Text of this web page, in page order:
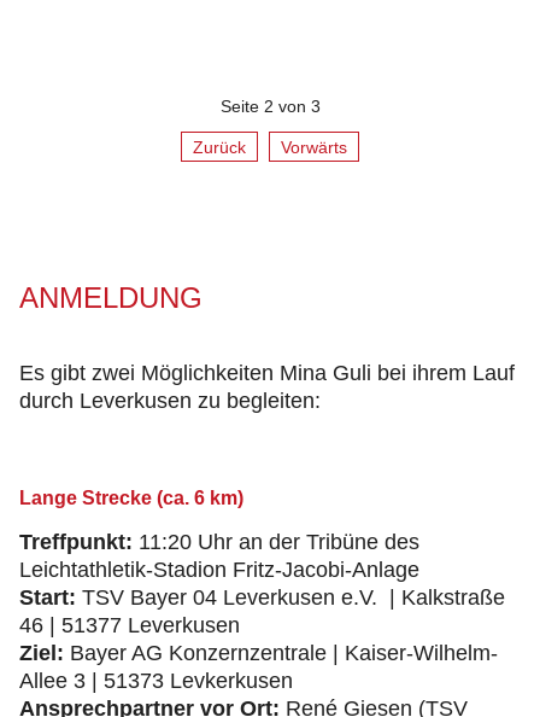
Seite 2 von 3
Zurück Vorwärts
ANMELDUNG
Es gibt zwei Möglichkeiten Mina Guli bei ihrem Lauf
durch Leverkusen zu begleiten:
Lange Strecke (ca. 6 km)
Treffpunkt: 11:20 Uhr an der Tribüne des
Leichtathletik-Stadion Fritz-Jacobi-Anlage
Start: TSV Bayer 04 Leverkusen e.V. | Kalkstraße
46 | 51377 Leverkusen
Ziel: Bayer AG Konzernzentrale | Kaiser-Wilhelm-
Allee 3 | 51373 Levkerkusen
Ansprechpartner vor Ort: René Giesen (TSV